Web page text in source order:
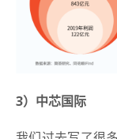
3）中芯国际